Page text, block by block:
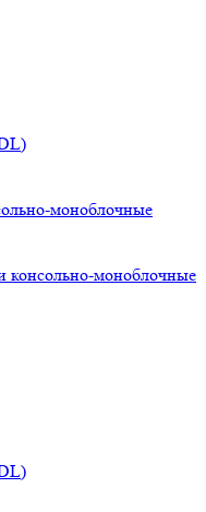
моноблочные
консольно-моноблочные